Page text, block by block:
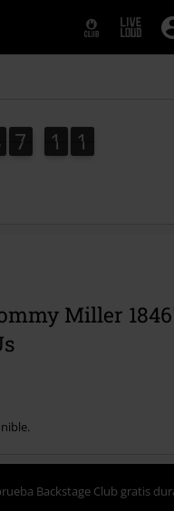
7
7 1
1 9
0
9
1
0
Miller
Backstage Club gratis